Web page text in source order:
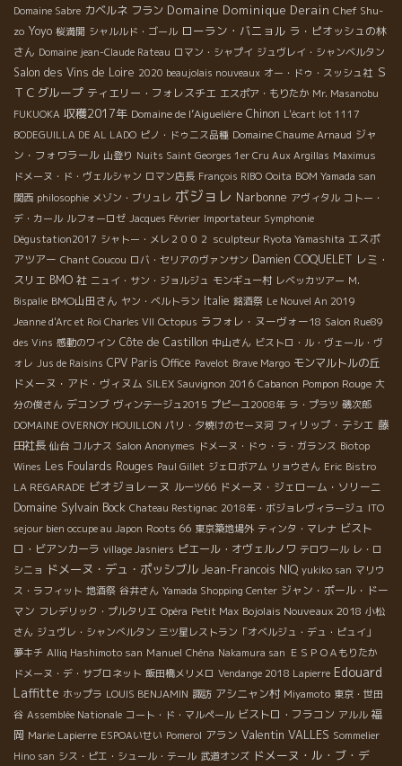
Domaine Sabre カベルネ フラン Domaine Dominique Derain Chef Shu-
zo Yoyo 桜満開 シャルルド・ゴール ローラン・バニョル ラ・ピオッシュの林
さん Domaine jean-Claude Rateau ロマン・シャプイ ジュヴレイ・シャンベルタン
Salon des Vins de Loire 2020 beaujolais nouveaux オー・ドゥ・スッシュ社 Ｓ
ＴＣグループ ティエリー・フォレスチエ エスポア・もりたか Mr. Masanobu
FUKUOKA 収穫2017年 Domaine de l’Aiguelière Chinon L'écart lot 1117
BODEGUILLA DE AL LADO ピノ・ドゥニス品種 Domaine Chaume Arnaud ジャ
ン・フォワラール 山登り Nuits Saint Georges 1er Cru Aux Argillas Maximus
ドメーヌ・ド・ヴェルシャン ロマン店長 François RIBO Ooita BOM Yamada san
関西 philosophie メゾン・ブリュレ ボジョレ Narbonne アヴィタル コトー・
デ・カール ルフォーロゼ Jacques Février Importateur Symphonie
Dégustation2017 シャトー・メレ２００２ sculpteur Ryota Yamashita エスポ
アツアー Chant Coucou ロバ・セリアのヴァンサン Damien COQUELET レミ・
スリエ BMO 社 ニュイ・サン・ジョルジュ モンギュー村 レベッカツアー M.
Bispalie BMO山田さん ヤン・ベルトラン Italie 銘酒祭 Le Nouvel An 2019
Jeanne d'Arc et Roi Charles VII Octopus ラフォレ・ヌーヴォー18 Salon Rue89
des Vins 感動のワイン Côte de Castillon 中山さん ビストロ・ル・ヴェール・ヴ
ォレ Jus de Raisins CPV Paris Office Pavelot Brave Margo モンマルトルの丘
ドメーヌ・アド・ヴィヌム SILEX Sauvignon 2016 Cabanon Pompon Rouge 大
分の俊さん デコンブ ヴィンテージュ2015 プピーユ2008年 ラ・プラツ 磯次郎
DOMAINE OVERNOY HOUILLON パリ・夕焼けのセーヌ河 フィリップ・テシエ 藤
田社長 仙台 コルナス Salon Anonymes ドメーヌ・ドゥ・ラ・ガランス Biotop
Wines Les Foulards Rouges Paul Gillet ジェロボアム リョウさん Eric Bistro
LA REGARADE ビオジョレーヌ ルーツ66 ドメーヌ・ジェローム・ソリーニ
Domaine Sylvain Bock Chateau Restignac 2018年・ボジョレヴィラージュ ITO
sejour bien occupe au Japon Roots 66 東京築地場外 ティンタ・マレナ ビスト
ロ・ビアンカーラ village Jasniers ピエール・オヴェルノワ テロワール レ・ロ
シニョ ドメーヌ・デュ・ポッシブル Jean-Francois NIQ yukiko san マリウ
ス・ラフィット 地酒祭 谷井さん Yamada Shopping Center ジャン・ポール・ドー
マン フレデリック・プルタリエ Opéra Petit Max Bojolais Nouveaux 2018 小松
さん ジュヴレ・シャンべルタン 三ツ星レストラン「オベルジュ・デュ・ピュイ」
夢キチ Alliq Hashimoto san Manuel Chéna Nakamura san ＥＳＰＯＡもりたか
ドメーヌ・デ・サブロネット 飯田橋メリメロ Vendange 2018 Lapierre Edouard
Laffitte ホップラ LOUIS BENJAMIN 諏訪 アシニャン村 Miyamoto 東京・世田
谷 Assemblée Nationale コート・ド・マルペール ビストロ・フラコン アルル 福
岡 Marie Lapierre ESPOAいせい Pomerol アラン Valentin VALLES Sommelier
Hino san シス・ピエ・シュール・テール 武道オンズ ドメーヌ・ル・ブ・デ